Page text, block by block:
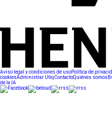
Aviso legal y condiciones de usoPolítica de
cookiesAdministrar UtiqContactoQuiénes somos
de la IA